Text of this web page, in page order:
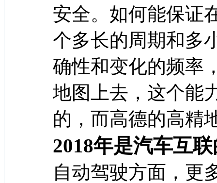
安全。如何能保证
个多长的周期和多
确性和变化的频率
地图上去，这个能
的，而高德的高精
2018年是汽车互
自动驾驶方面，更